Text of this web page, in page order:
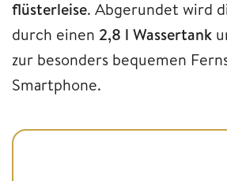
flüsterleise. Abgerundet wird
durch einen 2,8 l Wassertank
zur besonders bequemen
Smartphone.